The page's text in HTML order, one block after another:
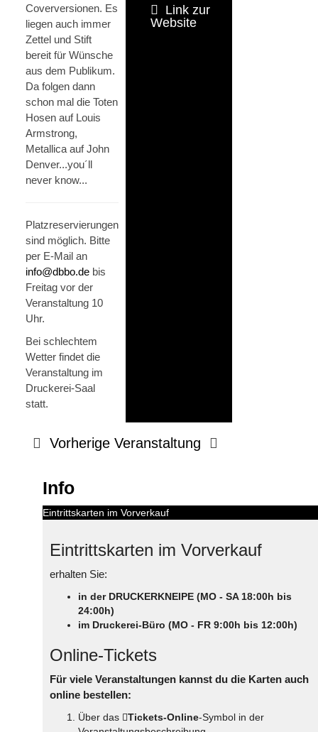
Coverversionen. Es
liegen auch immer
Zettel und Stift
bereit für Wünsche
aus dem Publikum.
Da folgen dann
schon mal die Toten
Hosen auf Louis
Armstrong,
Metallica auf John
Denver...you´ll
never know...
Platzreservierungen
sind möglich. Bitte
per E-Mail an
info@dbbo.de bis
Freitag vor der
Veranstaltung 10
Uhr.
Bei schlechtem
Wetter findet die
Veranstaltung im
Druckerei-Saal
statt.
Link zur
Website
Vorherige Veranstaltung
Info
Eintrittskarten im Vorverkauf
Eintrittskarten im Vorverkauf
erhalten Sie:
in der DRUCKERKNEIPE (MO - SA 18:00h bis
24:00h)
im Druckerei-Büro (MO - FR 9:00h bis 12:00h)
Online-Tickets
Für viele Veranstaltungen kannst du die Karten auch
online bestellen:
Über das Tickets-Online-Symbol in der